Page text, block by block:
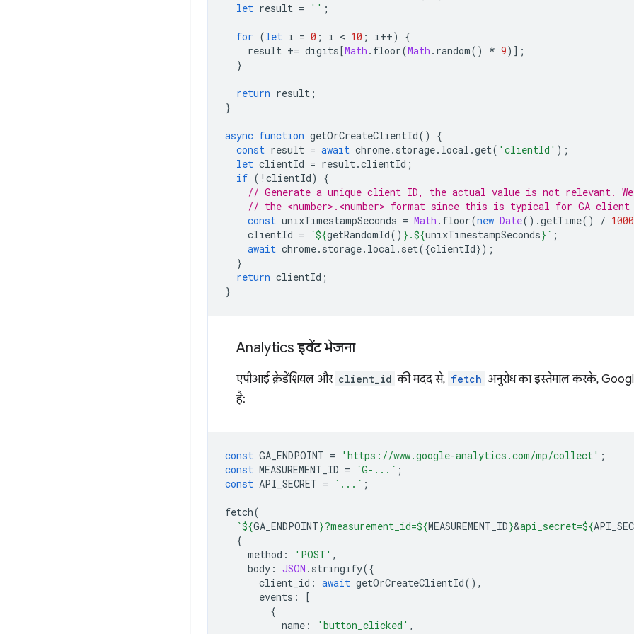
let result = '' ;
for (let i = 0 ; i < 10 ; i++)
{
result += digits[Math . floor(Math . random() * 9)];
}
return result ;
}
async function getOrCreateClientId()
{
const result = await chrome. storage. local .get( 'clientId' );
let clientId = result.clientId ;
if ( ! clientId)
{
// Generate a unique client ID, the actual value is not relevant. We
// the <number>.<number> format since this is typical for GA client
const unixTimestampSeconds = Math . floor(new Date().getTime() / 1000
clientId = `${getRandomId() } .${unixTimestampSeconds} ` ;
await chrome. storage. local . set({clientId});
}
return clientId ;
}
Analytics इवेंट भेजना
एपीआई क्रेडेंशियल और client_id की मदद से, fetch अनुरोध का इस्तेमाल करके,
है:
const GA_ENDPOINT = 'https://www.google-analytics.com/mp/collect' ;
const MEASUREMENT_ID = `G-...` ;
const API_SECRET = `...` ;
fetch(
`${GA_ENDPOINT}?measurement_id=${MEASUREMENT_ID}&api_secret=${
{
method : 'POST' ,
body : JSON . stringify({
client_id : await getOrCreateClientId(),
events :
[
{
name : 'button_clicked' ,